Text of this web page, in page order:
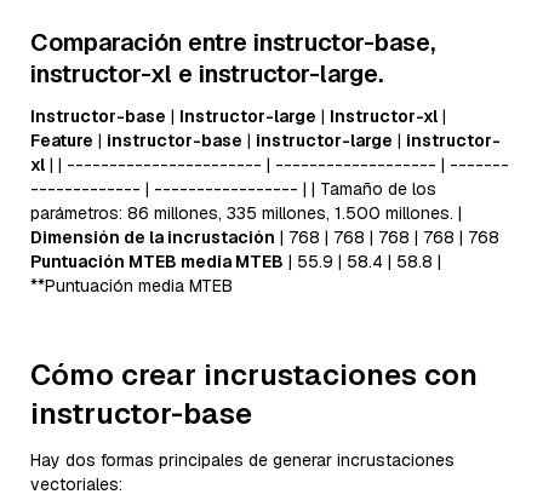
Comparación entre instructor-base,
instructor-xl e instructor-large.
Instructor-base | Instructor-large | Instructor-xl |
Feature | instructor-base | instructor-large | instructor-
xl | | ----------------------- | ------------------- | -------
------------- | ----------------- | | Tamaño de los
parámetros: 86 millones, 335 millones, 1.500 millones. |
Dimensión de la incrustación | 768 | 768 | 768 | 768 | 768
Puntuación MTEB media MTEB | 55.9 | 58.4 | 58.8 |
**Puntuación media MTEB
Cómo crear incrustaciones con
instructor-base
Hay dos formas principales de generar incrustaciones
vectoriales: